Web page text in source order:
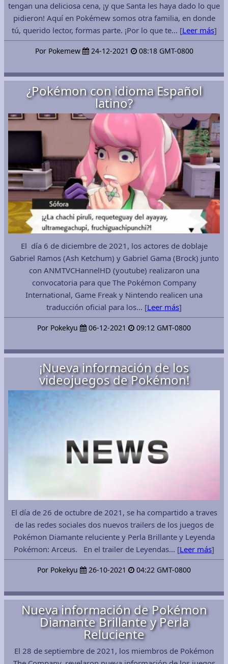
tengan una deliciosa cena, ¡y que Santa les haya dado lo que
pidieron! Aquí en Pokémew somos otra familia, en donde
tú, querido lector, formas parte. ¡Por lo que te… [Leer más]
Por Pokemew 24-12-2021 08:18 GMT-0800
¿Pokémon con idioma Español
latino?
El día 6 de diciembre de 2021, los actores de doblaje
Gabriel Ramos (Ash Ketchum) y Gabriel Gama (Brock) junto
con ANMTVCHannelHD (youtube) realizaron una
convocatoria para que The Pokémon Company
International, Game Freak y Nintendo realicen una
traducción oficial para los… [Leer más]
Por Pokekyu 06-12-2021 09:12 GMT-0800
¡Nueva información de los
videojuegos de Pokémon!
El día de 26 de octubre de 2021, se ha compartido a traves
de las redes sociales dos nuevos trailers de los juegos de
Pokémon Diamante reluciente y Perla Brillante y Leyenda
Pokémon: Arceus. En el trailer de Leyendas… [Leer más]
Por Pokekyu 26-10-2021 04:22 GMT-0800
Nueva información de Pokémon
Diamante Brillante y Perla
Reluciente
El 28 de septiembre de 2021, los miembros de Pokémon